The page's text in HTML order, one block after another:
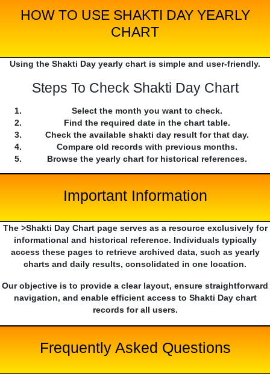
HOW TO USE SHAKTI DAY YEARLY
CHART
Using the Shakti Day yearly chart is simple and user-friendly.
Steps To Check Shakti Day Chart
Select the month you want to check.
Find the required date in the chart table.
Check the available shakti day result for that day.
Compare old records with previous months.
Browse the yearly chart for historical references.
Important Information
The >Shakti Day Chart page serves as a resource exclusively for
informational and historical reference. Individuals typically
access these pages to retrieve archived data, such as yearly
charts and daily results, consolidated in one location.
Our objective is to provide a clear layout, ensure straightforward
navigation, and enable efficient access to Shakti Day chart
records for all users.
Frequently Asked Questions